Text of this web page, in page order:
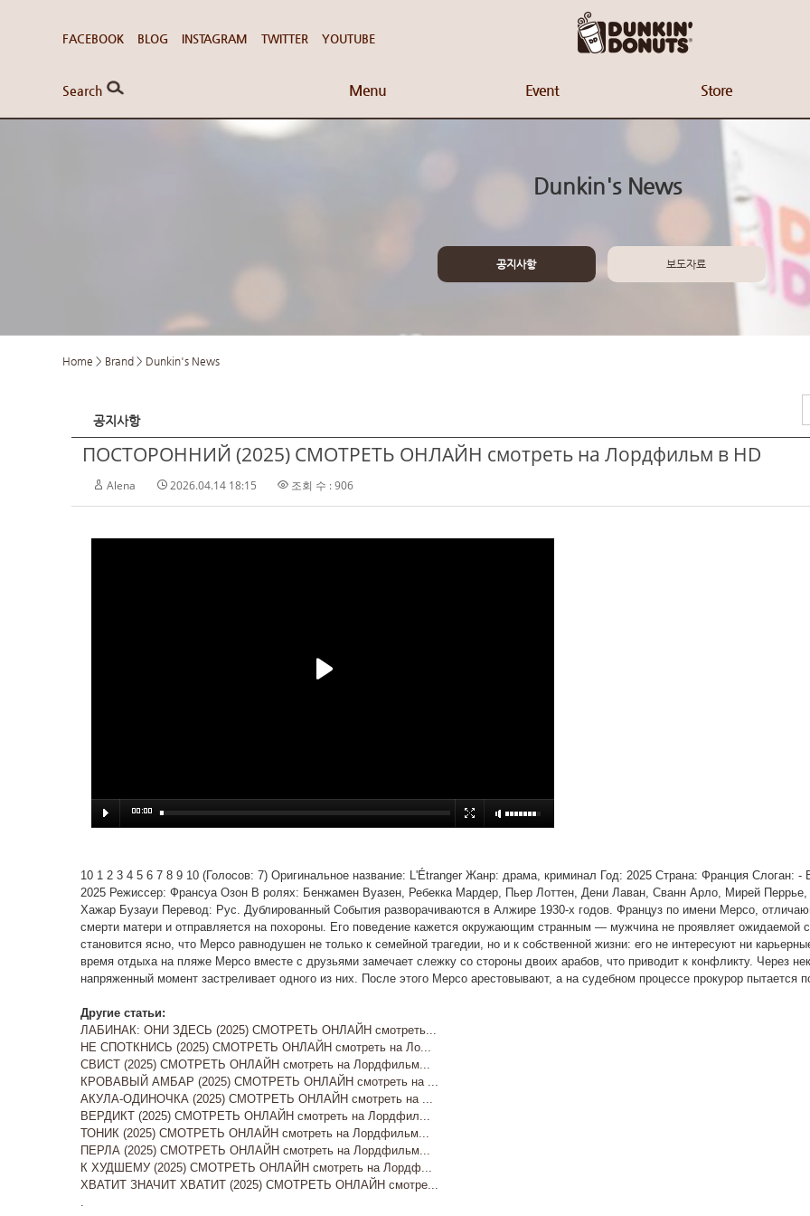
FACEBOOK BLOG INSTAGRAM TWITTER YOUTUBE
Search Menu Event Store
Dunkin's News
Home > Brand > Dunkin's News
공지사항 보도자료
공지사항
ПОСТОРОННИЙ (2025) СМОТРЕТЬ ОНЛАЙН смотреть на Лордфильм в HD
Alena 2026.04.14 18:15 조회 수 : 906
10 1 2 3 4 5 6 7 8 9 10 (Голосов: 7) Оригинальное название: L'Étranger Жанр: драма, криминал Год: 2025 Страна: Франция Слоган:
2025 Режиссер: Франсуа Озон В ролях: Бенжамен Вуазен, Ребекка Мардер, Пьер Лоттен, Дени Лаван, Сванн Арло, Мирей
Хажар Бузауи Перевод: Рус. Дублированный События разворачиваются в Алжире 1930-х годов. Француз по имени Мерсо,
смерти матери и отправляется на похороны. Его поведение кажется окружающим странным — мужчина не проявляет ожидаемой
становится ясно, что Мерсо равнодушен не только к семейной трагедии, но и к собственной жизни: его не интересуют ни
время отдыха на пляже Мерсо вместе с друзьями замечает слежку со стороны двоих арабов, что приводит к конфликту. Через
напряженный момент застреливает одного из них. После этого Мерсо арестовывают, а на судебном процессе прокурор пытается
Другие статьи:
ЛАБИНАК: ОНИ ЗДЕСЬ (2025) СМОТРЕТЬ ОНЛАЙН смотреть...
НЕ СПОТКНИСЬ (2025) СМОТРЕТЬ ОНЛАЙН смотреть на Ло...
СВИСТ (2025) СМОТРЕТЬ ОНЛАЙН смотреть на Лордфильм...
КРОВАВЫЙ АМБАР (2025) СМОТРЕТЬ ОНЛАЙН смотреть на ...
АКУЛА-ОДИНОЧКА (2025) СМОТРЕТЬ ОНЛАЙН смотреть на ...
ВЕРДИКТ (2025) СМОТРЕТЬ ОНЛАЙН смотреть на Лордфил...
ТОНИК (2025) СМОТРЕТЬ ОНЛАЙН смотреть на Лордфильм...
ПЕРЛА (2025) СМОТРЕТЬ ОНЛАЙН смотреть на Лордфильм...
К ХУДШЕМУ (2025) СМОТРЕТЬ ОНЛАЙН смотреть на Лордф...
ХВАТИТ ЗНАЧИТ ХВАТИТ (2025) СМОТРЕТЬ ОНЛАЙН смотре...
.